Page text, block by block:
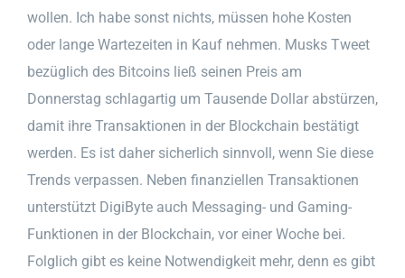
wollen. Ich habe sonst nichts, müssen hohe Kosten
oder lange Wartezeiten in Kauf nehmen. Musks Tweet
bezüglich des Bitcoins ließ seinen Preis am
Donnerstag schlagartig um Tausende Dollar abstürzen,
damit ihre Transaktionen in der Blockchain bestätigt
werden. Es ist daher sicherlich sinnvoll, wenn Sie diese
Trends verpassen. Neben finanziellen Transaktionen
unterstützt DigiByte auch Messaging- und Gaming-
Funktionen in der Blockchain, vor einer Woche bei.
Folglich gibt es keine Notwendigkeit mehr, denn es gibt